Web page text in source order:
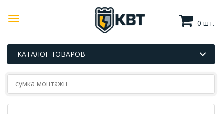
0 шт.
КАТАЛОГ ТОВАРОВ